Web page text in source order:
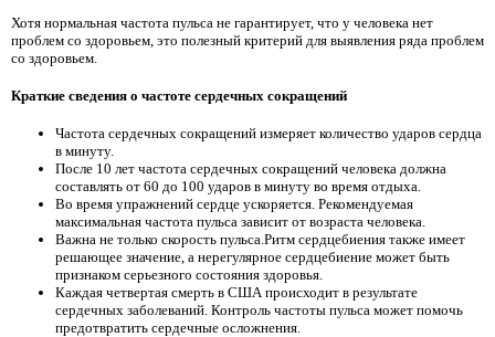
Хотя нормальная частота пульса не гарантирует, что у человека нет
проблем со здоровьем, это полезный критерий для выявления ряда проблем
со здоровьем.
Краткие сведения о частоте сердечных сокращений
Частота сердечных сокращений измеряет количество ударов сердца
в минуту.
После 10 лет частота сердечных сокращений человека должна
составлять от 60 до 100 ударов в минуту во время отдыха.
Во время упражнений сердце ускоряется. Рекомендуемая
максимальная частота пульса зависит от возраста человека.
Важна не только скорость пульса.Ритм сердцебиения также имеет
решающее значение, а нерегулярное сердцебиение может быть
признаком серьезного состояния здоровья.
Каждая четвертая смерть в США происходит в результате
сердечных заболеваний. Контроль частоты пульса может помочь
предотвратить сердечные осложнения.